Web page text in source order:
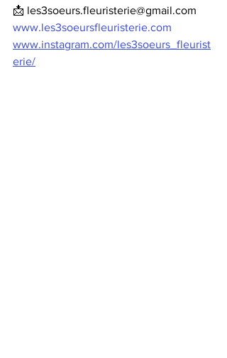
📩 les3soeurs.fleuristerie@gmail.com
www.les3soeursfleuristerie.com
www.instagram.com/les3soeurs_fleurist
erie/